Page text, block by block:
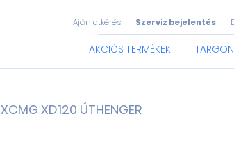
Ajánlatkérés Szerviz bejelentés
AKCIÓS TERMÉKEK
XCMG XD120 ÚTHENGER